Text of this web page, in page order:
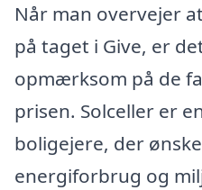
Når man overvejer
på taget i Give, er
opmærksom på de
prisen. Solceller er
boligejere, der
energiforbrug og